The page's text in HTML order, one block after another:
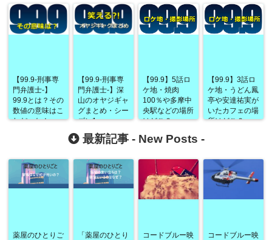
【99.9-刑事専
門弁護士-】
99.9とは？その
数値の意味はこ
れだった！
【99.9-刑事専
門弁護士-】深
山のオヤジギャ
グまとめ・シー
ズン1
【99.9】5話ロ
ケ地・焼肉
100％や多摩中
央駅などの場所
はどこ？
【99.9】3話ロ
ケ地・うどん鳳
亭や安達祐実が
いたカフェの場
所はどこ？
最新記事 - New Posts -
薬屋のひとりご
「薬屋のひとり
コードブルー映
コードブルー映